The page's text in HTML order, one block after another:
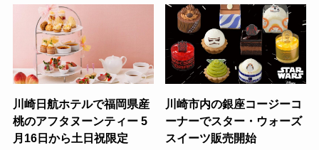
川崎日航ホテルで福岡県産
桃のアフタヌーンティー 5
月16日から土日祝限定
川崎市内の銀座コージーコ
ーナーでスター・ウォーズ
スイーツ販売開始